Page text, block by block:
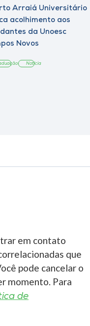
Arraiá Universitário
acolhimento aos
da Unoesc
Novos
Notícia
em contato
que
pode cancelar o
momento. Para
de